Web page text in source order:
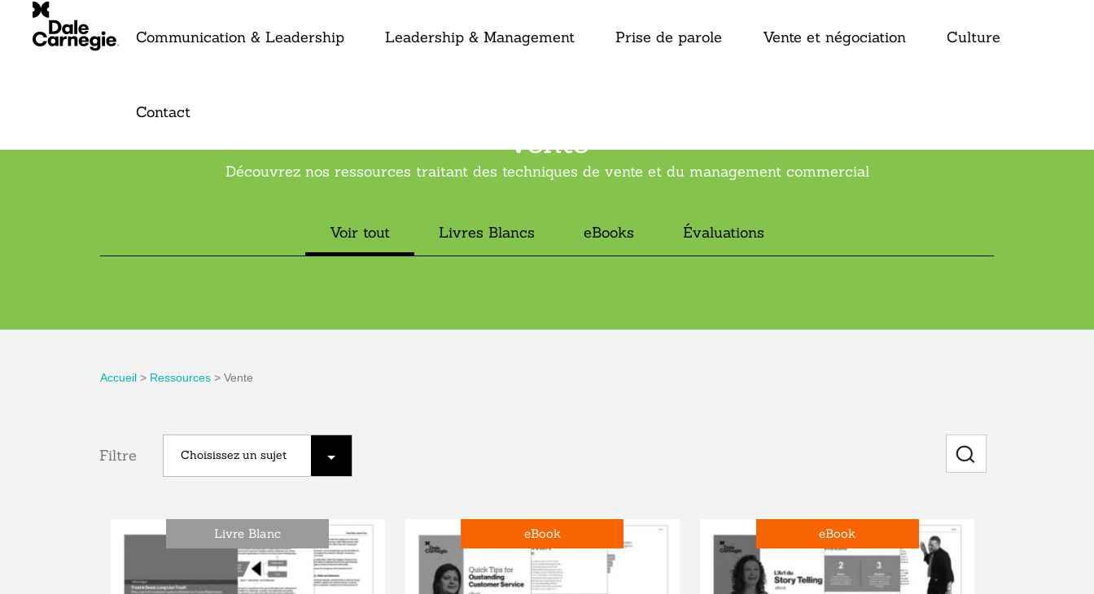
Communication & Leadership Leadership & Management Prise de parole Vente et négociation Culture
Contact
Vente
Découvrez nos ressources traitant des techniques de vente et du management commercial
Voir tout Livres Blancs eBooks Évaluations
Accueil > Ressources > Vente
Filtre
Rechercher
Livre Blanc eBook eBook